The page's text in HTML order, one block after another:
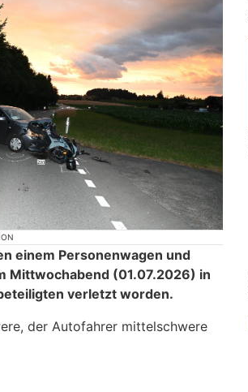
einem Personenwagen und
Mittwochabend (01.07.2026) in
verletzt worden.
der Autofahrer mittelschwere